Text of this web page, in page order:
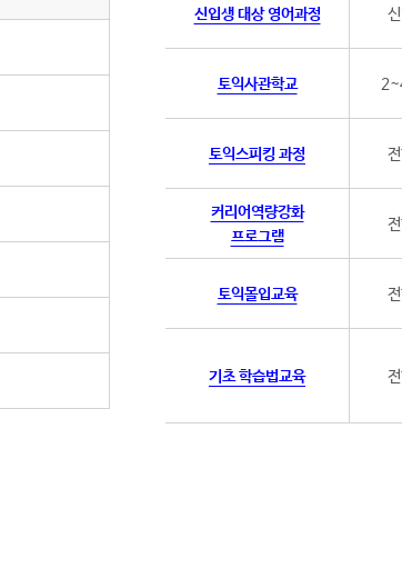
신입생 대상 영어과정
토익사관학교
토익스피킹 과정
커리어역량강화
프로그램
토익몰입교육
기초 학습법교육